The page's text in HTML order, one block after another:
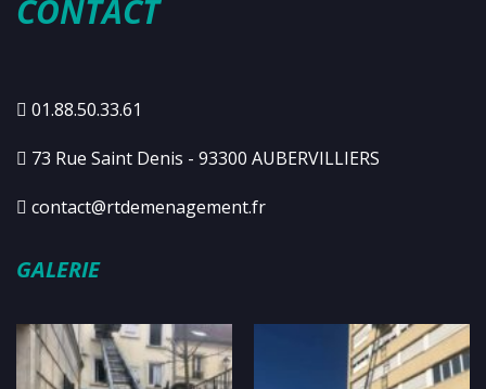
CONTACT
01.88.50.33.61
73 Rue Saint Denis - 93300 AUBERVILLIERS
contact@rtdemenagement.fr
GALERIE